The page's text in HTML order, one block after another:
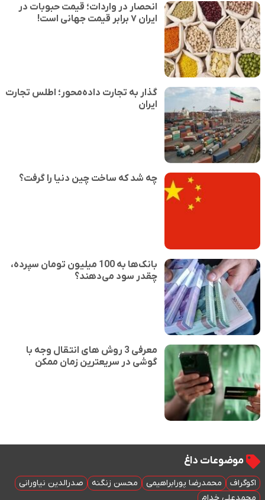
انحصار در واردات؛ قیمت حبوبات در
ایران ۷ برابر قیمت جهانی است!
گذار به تجارت داده‌محور؛ اطلس تجارت
ایران
چه شد که ساخت چین دنیا را گرفت؟
بانک‌ها به 100 میلیون تومان سپرده،
چقدر سود می‌دهند؟
معرفی 3 روش های انتقال وجه با
گوشی در سریعترین زمان ممکن
موضوعات داغ
اکوگراف محمدرضا پورابراهیمی محسن زنگنه
صدرالدین نیاورانی
محمدعلی خدام